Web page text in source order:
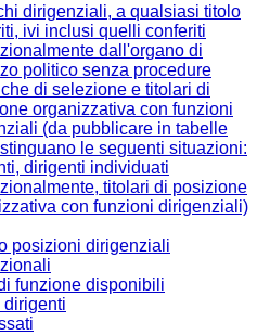
dirigenziali, a qualsiasi titolo
ivi inclusi quelli conferiti
dall'organo di
politico senza procedure
di selezione e titolari di
organizzativa con funzioni
(da pubblicare in tabelle
le seguenti situazioni:
dirigenti individuati
titolari di posizione
con funzioni dirigenziali)
posizioni dirigenziali
funzione disponibili
dirigenti